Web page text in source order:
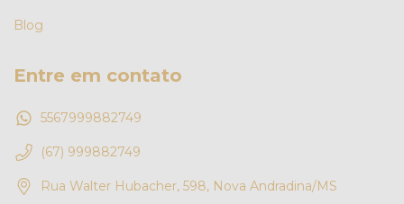
Blog
Entre em contato
5567999882749
(67) 999882749
Rua Walter Hubacher, 598, Nova Andradina/MS